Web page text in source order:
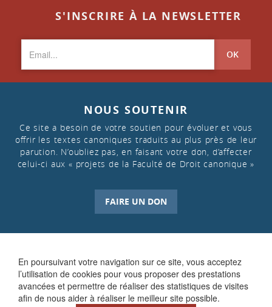
En poursuivant votre navigation sur ce site, vous acceptez
l’utilisation de cookies pour vous proposer des prestations
avancées et permettre de réaliser des statistiques de visites
afin de nous aider à réaliser le meilleur site possible.
S'INSCRIRE À LA NEWSLETTER
OK
NOUS SOUTENIR
Ce site a besoin de votre soutien pour évoluer et vous
offrir les textes canoniques traduits au plus près de leur
parution. N’oubliez pas, en faisant votre don, d’affecter
celui-ci aux « projets de la Faculté de Droit canonique »
FAIRE UN DON